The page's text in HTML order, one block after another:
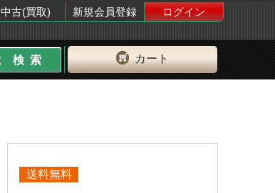
中古(買取) 新規会員登録
ログイン
カート
送料無料